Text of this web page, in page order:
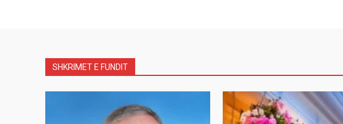
SHKRIMET E FUNDIT